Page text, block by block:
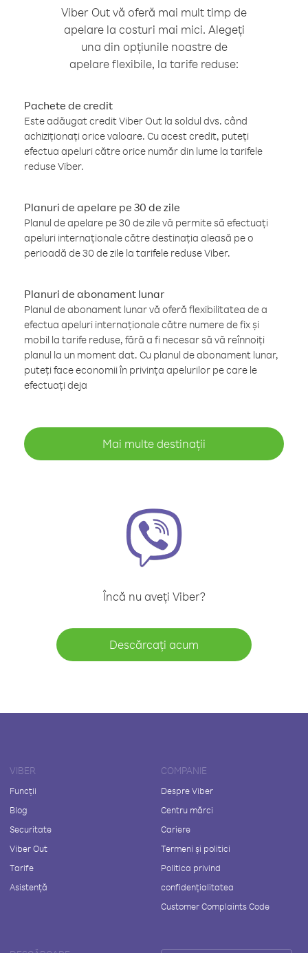
Viber Out vă oferă mai mult timp de
apelare la costuri mai mici. Alegeți
una din opțiunile noastre de
apelare flexibile, la tarife reduse:
Pachete de credit
Este adăugat credit Viber Out la soldul dvs. când
achiziționați orice valoare. Cu acest credit, puteți
efectua apeluri către orice număr din lume la tarifele
reduse Viber.
Planuri de apelare pe 30 de zile
Planul de apelare pe 30 de zile vă permite să efectuați
apeluri internaționale către destinația aleasă pe o
perioadă de 30 de zile la tarifele reduse Viber.
Planuri de abonament lunar
Planul de abonament lunar vă oferă flexibilitatea de a
efectua apeluri internaționale către numere de fix și
mobil la tarife reduse, fără a fi necesar să vă reînnoiți
planul la un moment dat. Cu planul de abonament lunar,
puteți face economii în privința apelurilor pe care le
efectuați deja
Mai multe destinații
Încă nu aveți Viber?
Descărcați acum
VIBER
Funcții
Blog
Securitate
Viber Out
Tarife
Asistență
COMPANIE
Despre Viber
Centru mărci
Cariere
Termeni și politici
Politica privind
confidențialitatea
Customer Complaints Code